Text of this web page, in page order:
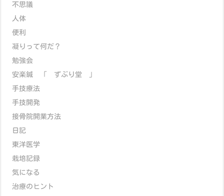
不思議
人体
便利
凝りって何だ？
勉強会
安楽鍼 「 ずぶり堂 」
手技療法
手技開発
接骨院開業方法
日記
東洋医学
栽培記録
気になる
治療のヒント